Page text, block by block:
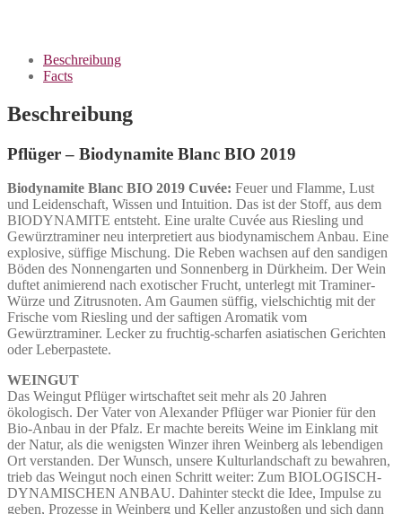
Beschreibung
Facts
Beschreibung
Pflüger – Biodynamite Blanc BIO 2019
Biodynamite Blanc BIO 2019 Cuvée: Feuer und Flamme, Lust
und Leidenschaft, Wissen und Intuition. Das ist der Stoff, aus dem
BIODYNAMITE entsteht. Eine uralte Cuvée aus Riesling und
Gewürztraminer neu interpretiert aus biodynamischem Anbau. Eine
explosive, süffige Mischung. Die Reben wachsen auf den sandigen
Böden des Nonnengarten und Sonnenberg in Dürkheim. Der Wein
duftet animierend nach exotischer Frucht, unterlegt mit Traminer-
Würze und Zitrusnoten. Am Gaumen süffig, vielschichtig mit der
Frische vom Riesling und der saftigen Aromatik vom
Gewürztraminer. Lecker zu fruchtig-scharfen asiatischen Gerichten
oder Leberpastete.
WEINGUT
Das Weingut Pflüger wirtschaftet seit mehr als 20 Jahren
ökologisch. Der Vater von Alexander Pflüger war Pionier für den
Bio-Anbau in der Pfalz. Er machte bereits Weine im Einklang mit
der Natur, als die wenigsten Winzer ihren Weinberg als lebendigen
Ort verstanden. Der Wunsch, unsere Kulturlandschaft zu bewahren,
trieb das Weingut noch einen Schritt weiter: Zum BIOLOGISCH-
DYNAMISCHEN ANBAU. Dahinter steckt die Idee, Impulse zu
geben, Prozesse in Weinberg und Keller anzustoßen und sich dann